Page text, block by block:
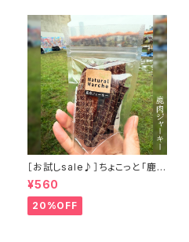
［お試しsale♪］ちょこっと「鹿肉
ジャーキー」ジビエ鹿 おやつ
¥560
20%OFF